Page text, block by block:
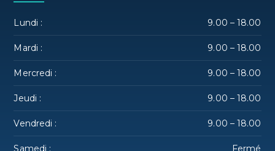
Lundi : 9.00 – 18.00
Mardi : 9.00 – 18.00
Mercredi : 9.00 – 18.00
Jeudi : 9.00 – 18.00
Vendredi : 9.00 – 18.00
Samedi : Fermé